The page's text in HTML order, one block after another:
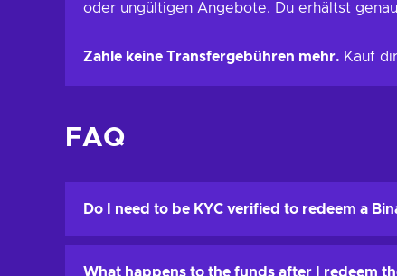
oder ungültigen Angebote. Du erhältst
Zahle keine Transfergebühren mehr. Kauf
FAQ
Do I need to be KYC verified to redeem a
Yes. Most users must complete identity verification
What happens to the funds after I redeem